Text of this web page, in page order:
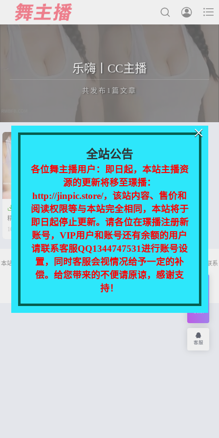



主播合集
充值&解压说明
用户中心
会员登陆
乐嗨丨CC主播
共发布1篇文章
正在为您加载新内容

【乐嗨丨CC主播】温凉丨小珂
精选舞蹈合集【16V-1.54G】
10个月前
 0  35
本站所有资源均收集自互联网，仅供个人欣赏交流，如不慎侵犯了您的权益，请联系
我们，我们将尽快处理！
Copyright © 2026 舞主播
全站公告
各位舞主播用户：即日起，本站主播资
源的更新将移至璟播：
http://jinpic.store/，该站内容、售价和
阅读权限等与本站完全相同，本站将于
即日起停止更新。请各位在璟播注册新
账号，VIP用户和账号还有余额的用户
请联系客服QQ1344747531进行账号设
置，同时客服会视情况给予一定的补
偿。给您带来的不便请原谅，感谢支
持！
×
会员
客服